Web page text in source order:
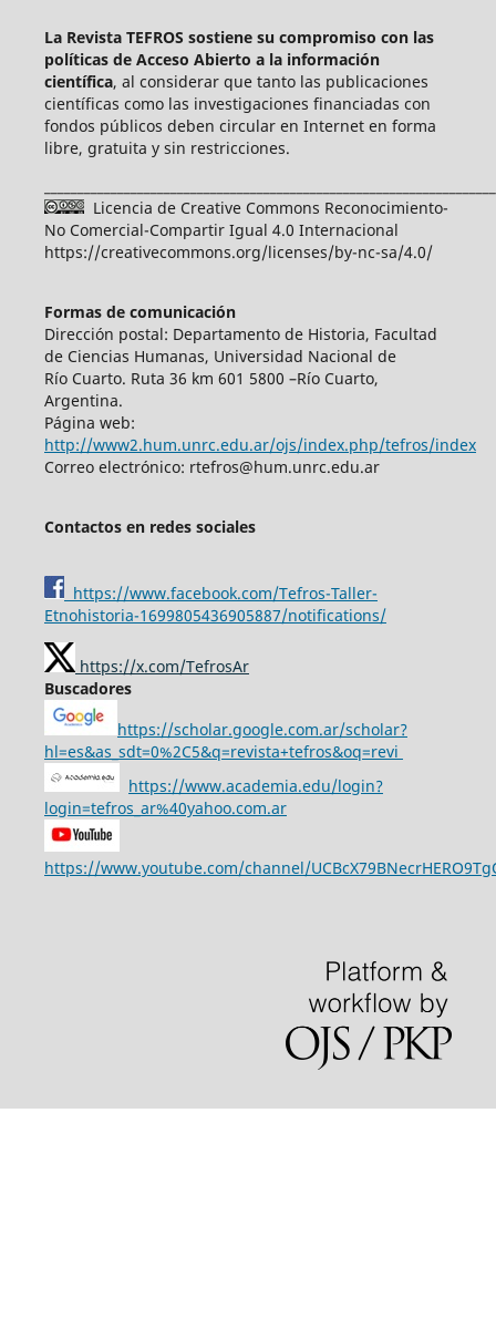
La Revista TEFROS sostiene su compromiso con las
políticas de Acceso Abierto a la información
científica, al considerar que tanto las publicaciones
científicas como las investigaciones financiadas con
fondos públicos deben circular en Internet en forma
libre, gratuita y sin restricciones.
Licencia de Creative Commons Reconocimiento-
No Comercial-Compartir Igual 4.0 Internacional
https://creativecommons.org/licenses/by-nc-sa/4.0/
Formas de comunicación
Dirección postal: Departamento de Historia, Facultad
de Ciencias Humanas, Universidad Nacional de
Río Cuarto. Ruta 36 km 601 5800 –Río Cuarto,
Argentina.
Página web:
http://www2.hum.unrc.edu.ar/ojs/index.php/tefros/index
Correo electrónico: rtefros@hum.unrc.edu.ar
Contactos en redes sociales
https://www.facebook.com/Tefros-Taller-
Etnohistoria-1699805436905887/notifications/
https://x.com/TefrosAr
Buscadores
https://scholar.google.com.ar/scholar?
hl=es&as_sdt=0%2C5&q=revista+tefros&oq=revi
https://www.academia.edu/login?
login=tefros_ar%40yahoo.com.ar
https://www.youtube.com/channel/